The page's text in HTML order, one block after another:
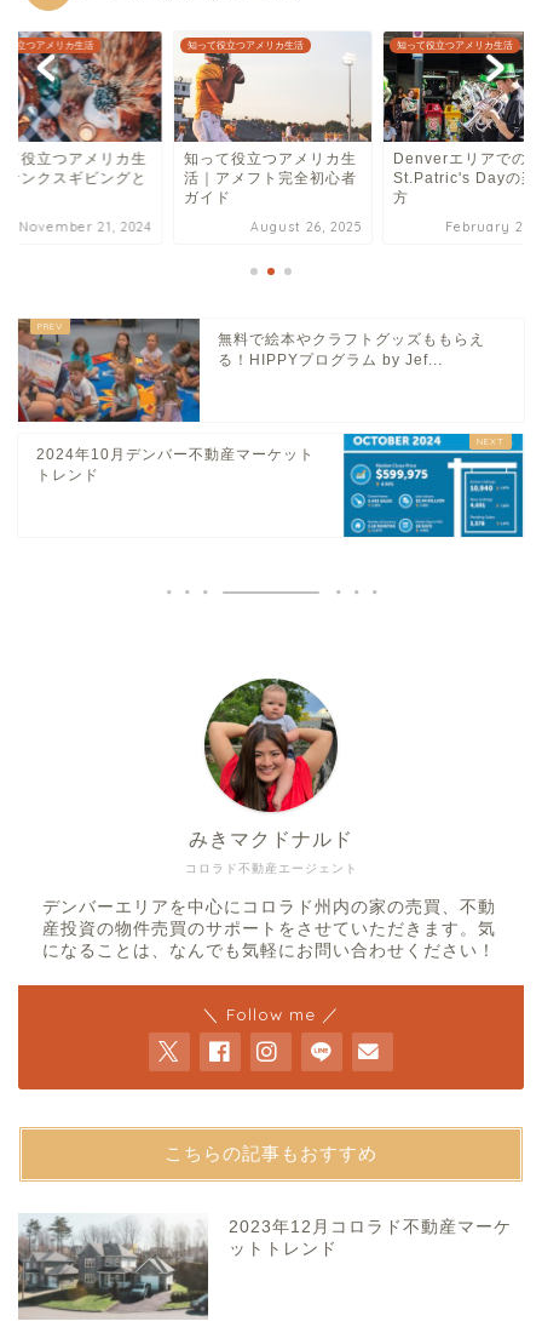
役立つアメリカ生活
て役立つアメリカ生
アメフト完全初心者
August 26, 2025
知って役立つアメリカ生活
Denverエリアでの
St.Patric's Dayの楽しみ
方
February 28, 2025
知って役立つアメリカ生活
知って役立つアメリ
活〜サンクスギビン
は〜
November 21,
無料で絵本やクラフトグッズももらえ
る！HIPPYプログラム by Jef...
2024年10月デンバー不動産マーケット
トレンド
コロラド不動産エージェント
みきマクドナルド
デンバーエリアを中心にコロラド州内の家の売買、不動
産投資の物件売買のサポートをさせていただきます。気
になることは、なんでも気軽にお問い合わせください！
＼ Follow me ／
こちらの記事もおすすめ
2023年12月コロラド不動産マーケ
ットトレンド